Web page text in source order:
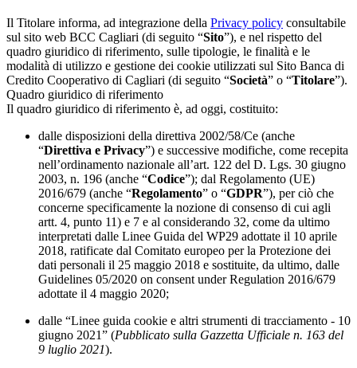
Il Titolare informa, ad integrazione della Privacy policy consultabile
sul sito web BCC Cagliari (di seguito “Sito”), e nel rispetto del
quadro giuridico di riferimento, sulle tipologie, le finalità e le
modalità di utilizzo e gestione dei cookie utilizzati sul Sito Banca di
Credito Cooperativo di Cagliari (di seguito “Società” o “Titolare”).
Quadro giuridico di riferimento
Il quadro giuridico di riferimento è, ad oggi, costituito:
dalle disposizioni della direttiva 2002/58/Ce (anche
“Direttiva e Privacy”) e successive modifiche, come recepita
nell’ordinamento nazionale all’art. 122 del D. Lgs. 30 giugno
2003, n. 196 (anche “Codice”); dal Regolamento (UE)
2016/679 (anche “Regolamento” o “GDPR”), per ciò che
concerne specificamente la nozione di consenso di cui agli
artt. 4, punto 11) e 7 e al considerando 32, come da ultimo
interpretati dalle Linee Guida del WP29 adottate il 10 aprile
2018, ratificate dal Comitato europeo per la Protezione dei
dati personali il 25 maggio 2018 e sostituite, da ultimo, dalle
Guidelines 05/2020 on consent under Regulation 2016/679
adottate il 4 maggio 2020;
dalle “Linee guida cookie e altri strumenti di tracciamento - 10
giugno 2021” (Pubblicato sulla Gazzetta Ufficiale n. 163 del
9 luglio 2021).